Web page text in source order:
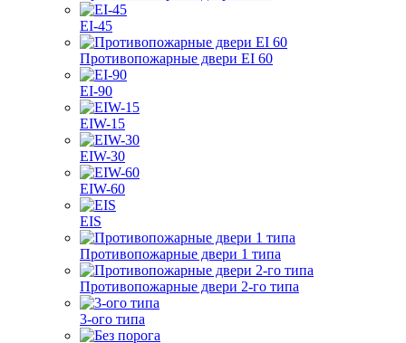
EI-45
Противопожарные двери EI 60
EI-90
EIW-15
EIW-30
EIW-60
EIS
Противопожарные двери 1 типа
Противопожарные двери 2-го типа
3-ого типа